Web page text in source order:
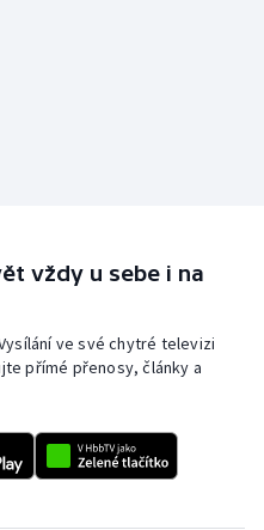
vždy u sebe i na
ve své chytré televizi
přímé přenosy, články a